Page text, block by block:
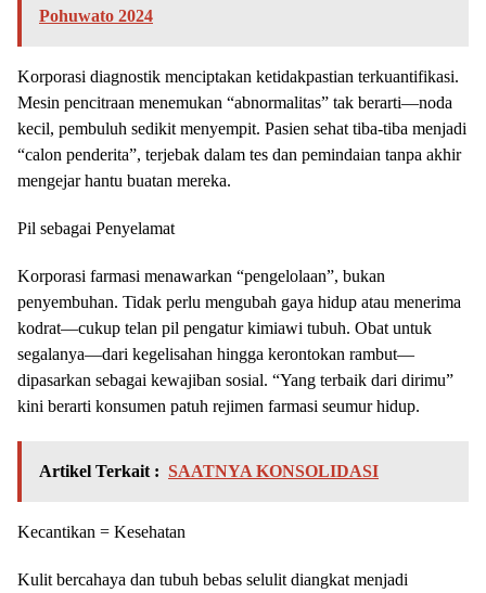
Pohuwato 2024
Korporasi diagnostik menciptakan ketidakpastian terkuantifikasi.
Mesin pencitraan menemukan “abnormalitas” tak berarti—noda
kecil, pembuluh sedikit menyempit. Pasien sehat tiba-tiba menjadi
“calon penderita”, terjebak dalam tes dan pemindaian tanpa akhir
mengejar hantu buatan mereka.
Pil sebagai Penyelamat
Korporasi farmasi menawarkan “pengelolaan”, bukan
penyembuhan. Tidak perlu mengubah gaya hidup atau menerima
kodrat—cukup telan pil pengatur kimiawi tubuh. Obat untuk
segalanya—dari kegelisahan hingga kerontokan rambut—
dipasarkan sebagai kewajiban sosial. “Yang terbaik dari dirimu”
kini berarti konsumen patuh rejimen farmasi seumur hidup.
Artikel Terkait : SAATNYA KONSOLIDASI
Kecantikan = Kesehatan
Kulit bercahaya dan tubuh bebas selulit diangkat menjadi